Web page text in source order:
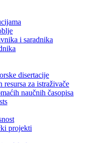
i saradnika
disertacije
resursa za istraživače
naučnih časopisa
projekti